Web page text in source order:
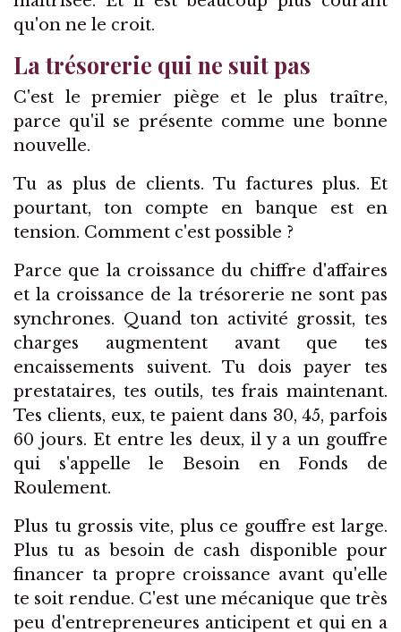
qu'on ne le croit.
La trésorerie qui ne suit pas
C'est le premier piège et le plus traître,
parce qu'il se présente comme une bonne
nouvelle.
Tu as plus de clients. Tu factures plus. Et
pourtant, ton compte en banque est en
tension. Comment c'est possible ?
Parce que la croissance du chiffre d'affaires
et la croissance de la trésorerie ne sont pas
synchrones. Quand ton activité grossit, tes
charges augmentent avant que tes
encaissements suivent. Tu dois payer tes
prestataires, tes outils, tes frais maintenant.
Tes clients, eux, te paient dans 30, 45, parfois
60 jours. Et entre les deux, il y a un gouffre
qui s'appelle le Besoin en Fonds de
Roulement.
Plus tu grossis vite, plus ce gouffre est large.
Plus tu as besoin de cash disponible pour
financer ta propre croissance avant qu'elle
te soit rendue. C'est une mécanique que très
peu d'entrepreneures anticipent et qui en a